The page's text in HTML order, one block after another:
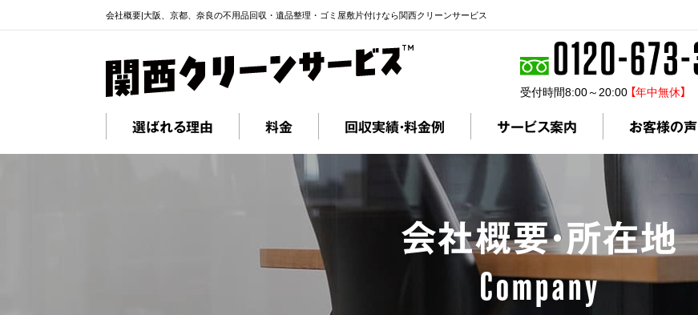
会社概要|大阪、京都、奈良の不用品回収・遺品整理・ゴミ屋敷片付けなら関西クリーンサービス
受付時間8:00～20:00 【年中無休】
選ばれる理由 料金 回収実績・料金例 サービス案内 お客様の声
会社概要・所在地
Company